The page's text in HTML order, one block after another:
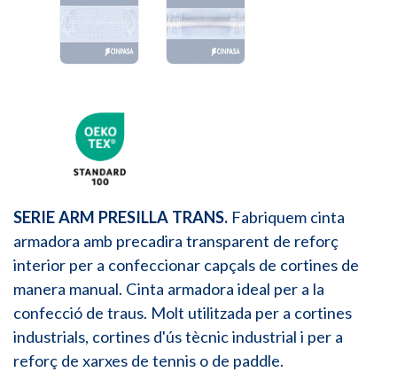
SERIE ARM PRESILLA TRANS. Fabriquem cinta
armadora amb precadira transparent de reforç
interior per a confeccionar capçals de cortines de
manera manual. Cinta armadora ideal per a la
confecció de traus. Molt utilitzada per a cortines
industrials, cortines d'ús tècnic industrial i per a
reforç de xarxes de tennis o de paddle.